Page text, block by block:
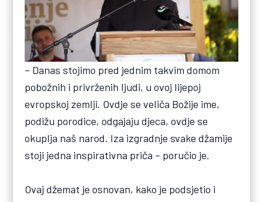
– Danas stojimo pred jednim takvim domom
pobožnih i privrženih ljudi, u ovoj lijepoj
evropskoj zemlji. Ovdje se veliča Božije ime,
podižu porodice, odgajaju djeca, ovdje se
okuplja naš narod. Iza izgradnje svake džamije
stoji jedna inspirativna priča – poručio je.
Ovaj džemat je osnovan, kako je podsjetio i